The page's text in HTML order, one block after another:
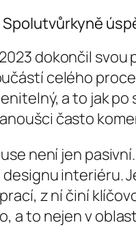
Spolutvůrkyně
dokončil
celého
a to jak
často
není jen
interiéru.
z ní činí
a to nejen v